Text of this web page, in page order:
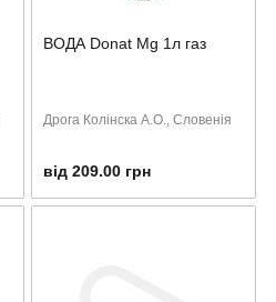
ВОДА Donat Mg 1л газ
Дрога Колінска А.О., Словенія
від 209.00 грн